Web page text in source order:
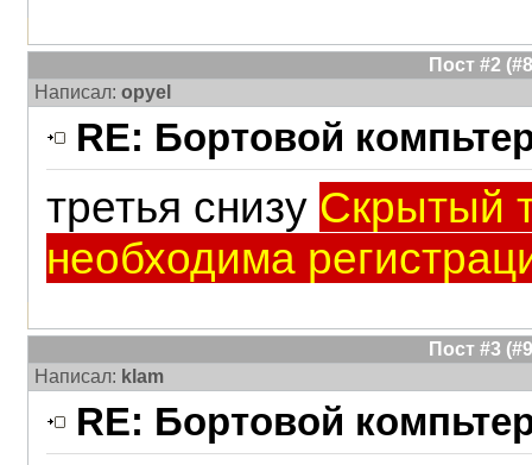
Пост #2
Написал: opyel
RE: Бортовой
третья снизу Скрытый
необходима
Пост #3
Написал: klam
RE: Бортовой